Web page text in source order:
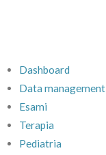
Dashboard
Data management
Esami
Terapia
Pediatria